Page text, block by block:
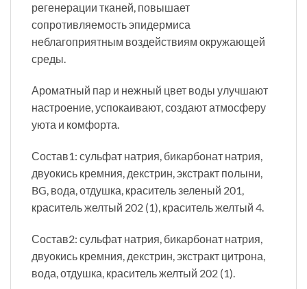
регенерации тканей, повышает
сопротивляемость эпидермиса
неблагоприятным воздействиям окружающей
среды.
Ароматный пар и нежный цвет воды улучшают
настроение, успокаивают, создают атмосферу
уюта и комфорта.
Состав1: сульфат натрия, бикарбонат натрия,
двуокись кремния, декстрин, экстракт полыни,
BG, вода, отдушка, краситель зеленый 201,
краситель желтый 202 (1), краситель желтый 4.
Состав2: сульфат натрия, бикарбонат натрия,
двуокись кремния, декстрин, экстракт цитрона,
вода, отдушка, краситель желтый 202 (1).